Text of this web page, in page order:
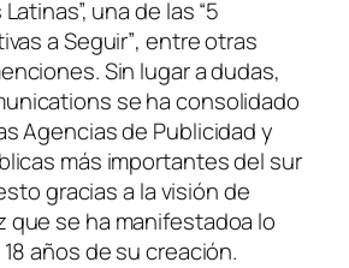
una de las“5
a Seguir”, entre otras
Sin lugar a dudas,
se ha consolidado
Agencias de Publicidad y
más importantes del sur
gracias a la visión de
que se ha manifestadoa lo
años de su creación.